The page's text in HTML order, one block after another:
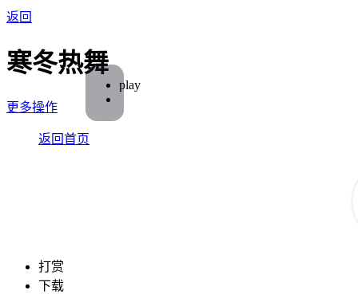
返回
寒冬热舞
更多操作
返回首页
打赏
下载
play